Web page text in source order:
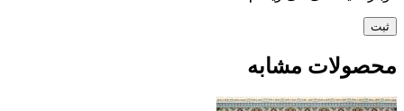
محصولات مشابه